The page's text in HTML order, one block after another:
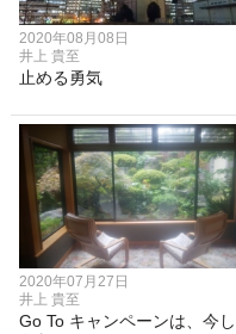
2020年08月08日
井上 貴至
止める勇気
2020年07月27日
井上 貴至
Go To キャンペーンは、今し